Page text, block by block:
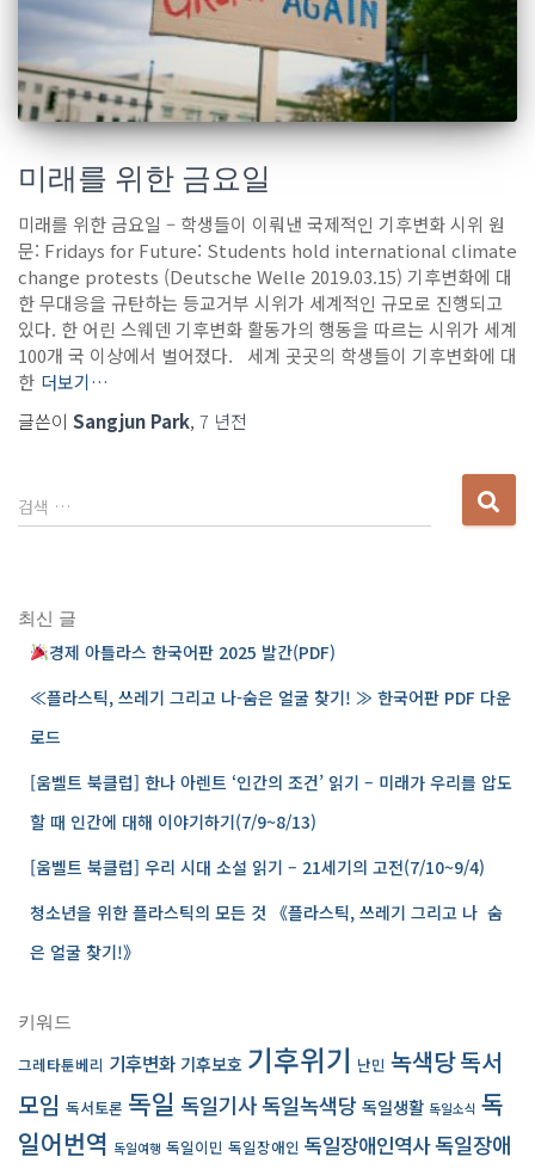
미래를 위한 금요일
미래를 위한 금요일 – 학생들이 이뤄낸 국제적인 기후변화 시위 원
문: Fridays for Future: Students hold international climate
change protests (Deutsche Welle 2019.03.15) 기후변화에 대
한 무대응을 규탄하는 등교거부 시위가 세계적인 규모로 진행되고
있다. 한 어린 스웨덴 기후변화 활동가의 행동을 따르는 시위가 세계
100개 국 이상에서 벌어졌다. 세계 곳곳의 학생들이 기후변화에 대
한 더보기…
글쓴이 Sangjun Park, 7 년전
다
음
검색 …
최신 글
경제 아틀라스 한국어판 2025 발간(PDF)
≪플라스틱, 쓰레기 그리고 나-숨은 얼굴 찾기! ≫ 한국어판 PDF 다운
로드
[움벨트 북클럽] 한나 아렌트 ‘인간의 조건’ 읽기 – 미래가 우리를 압도
할 때 인간에 대해 이야기하기(7/9~8/13)
[움벨트 북클럽] 우리 시대 소설 읽기 – 21세기의 고전(7/10~9/4)
청소년을 위한 플라스틱의 모든 것 《플라스틱, 쓰레기 그리고 나 ­ 숨
은 얼굴 찾기!》
키워드
그레타툰베리 기후변화 기후보호 기후위기 난민 녹색당독서
모임 독서토론 독일 독일기사독일녹색당 독일생활 독일소식 독
일어번역 독일여행 독일이민 독일장애인 독일장애인역사독일장애